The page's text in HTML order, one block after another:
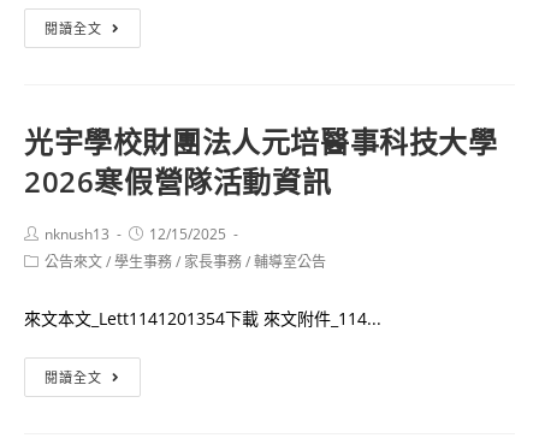
動」
動
辦
法
圖
書
險
孕
追
蹤
關
懷
計
說
閱讀全文
告
航
天
工
程
師」
普
光宇學校財團法人元培醫事科技大學
2026寒假營隊活動資訊
Post
author:
nknush13
Post
published:
12/15/2025
Post公告來文/學生事務/ 家長事務/輔導室公告
來文本文_Lett1141201354下載 來文附件_114...
閱讀全文
宇